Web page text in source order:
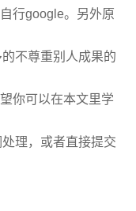
行google。另外原
不尊重别人成果的
你可以在本文里学
理，或者直接提交